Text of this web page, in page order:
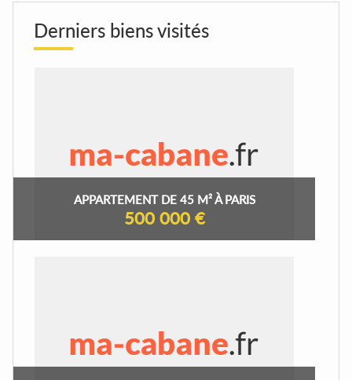
Derniers biens visités
APPARTEMENT DE 45 M² À PARIS
500 000 €